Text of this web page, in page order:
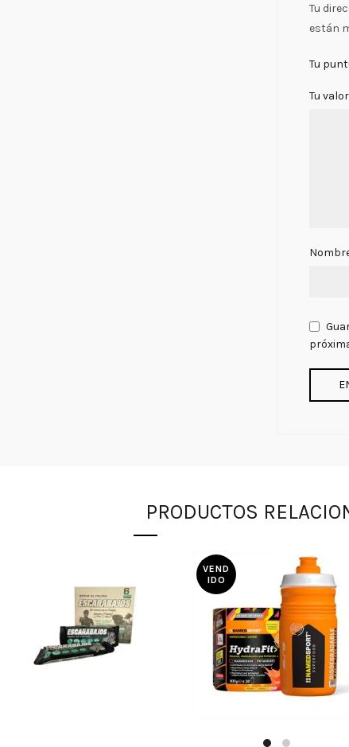
Tu
están
Tu
Tu
PRODUCTOS
$8.500
VEND
IDO
$80.000